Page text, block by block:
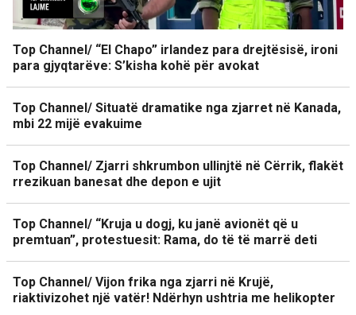
Top Channel/ “El Chapo” irlandez para drejtësisë, ironi
para gjyqtarëve: S’kisha kohë për avokat
Top Channel/ Situatë dramatike nga zjarret në Kanada,
mbi 22 mijë evakuime
Top Channel/ Zjarri shkrumbon ullinjtë në Cërrik, flakët
rrezikuan banesat dhe depon e ujit
Top Channel/ “Kruja u dogj, ku janë avionët që u
premtuan”, protestuesit: Rama, do të të marrë deti
Top Channel/ Vijon frika nga zjarri në Krujë,
riaktivizohet një vatër! Ndërhyn ushtria me helikopter